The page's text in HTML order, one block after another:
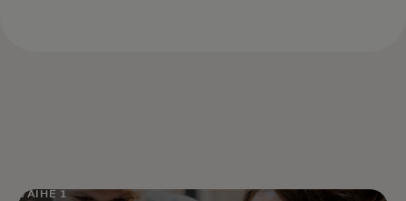
VAIHE 1